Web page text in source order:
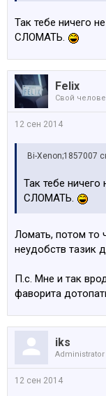
Так тебе ничего
СЛОМАТЬ.
Felix
Свой
12 сен 2014
Bi-Xenon;1857007
Так тебе
СЛОМАТЬ.
Ломать, потом то
неудобств тазик
П.с. Мне и так
фаворита
iks
Administrator
12 сен 2014